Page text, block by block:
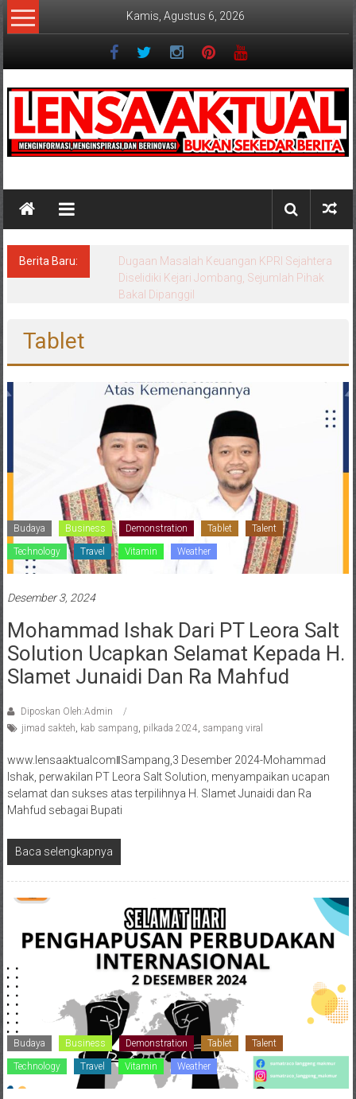
Lompat
ke
Kamis, Agustus 6, 2026
Berita Baru:
Program Kampung Nelayan Merah Putih
Masuk Lamongan, Paciran & Brondong Jadi
Pusat Ekonomi Pesisir
Tablet
Budaya Business Demonstration Tablet Talent
Technology Travel Vitamin Weather
Desember 3, 2024
Mohammad Ishak Dari PT Leora Salt
Solution Ucapkan Selamat Kepada H.
Slamet Junaidi Dan Ra Mahfud
Diposkan Oleh:Admin
jimad sakteh kab sampang pilkada 2024 sampang viral
www.lensaaktualcomǁSampang,3 Desember 2024-Mohammad
Ishak, perwakilan PT Leora Salt Solution, menyampaikan ucapan
selamat dan sukses atas terpilihnya H. Slamet Junaidi dan Ra
Mahfud sebagai Bupati
Baca selengkapnya
Budaya Business Demonstration Tablet Talent
Technology Travel Vitamin Weather